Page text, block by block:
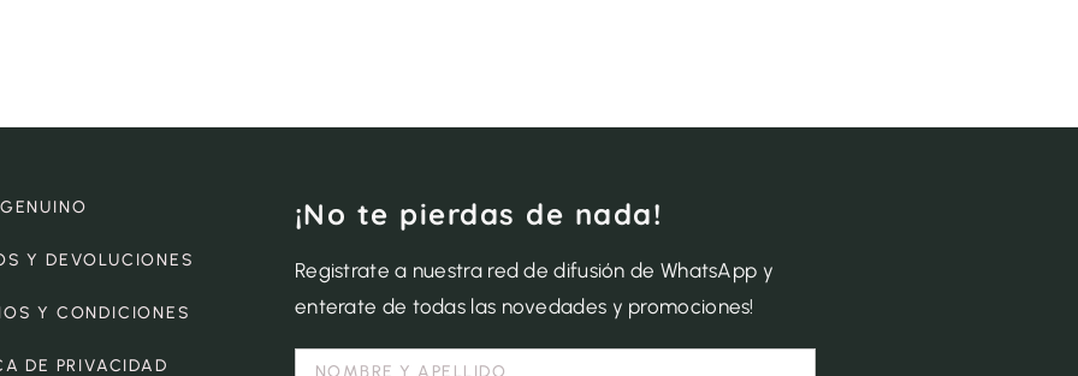
Y DEVOLUCIONES
Y CONDICIONES
DE PRIVACIDAD
¡No te pierdas de nada!
Registrate a nuestra red de difusión de WhatsApp y
enterate de todas las novedades y promociones!